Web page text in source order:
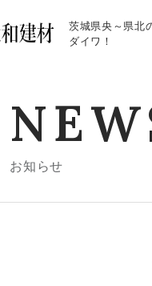
茨城県央～県北
ダイワ！
お知らせ